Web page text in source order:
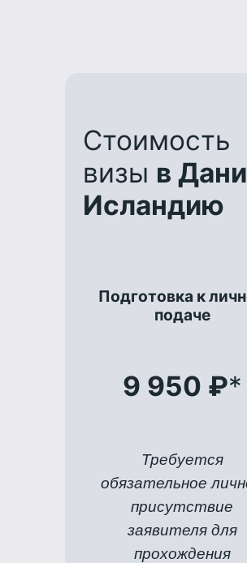
Стоимость
визы в
Исландию
Подготовка к
подаче
9 950 ₽*
Требуется
обязательное
присутствие
заявителя для
прохождения